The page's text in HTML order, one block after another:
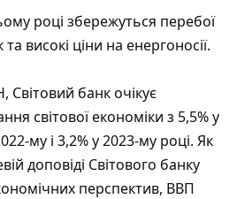
році збережуться перебої
високі ціни на енергоносії.
Світовий банк очікує
світової економіки з 5,5% у
му і 3,2% у 2023-му році. Як
доповіді Світового банку
перспектив, ВВП